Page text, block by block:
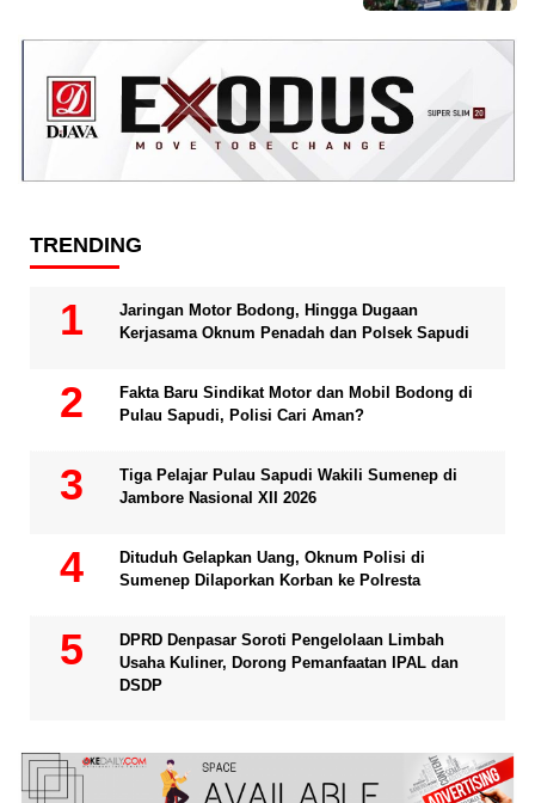
TRENDING
Jaringan Motor Bodong, Hingga Dugaan
Kerjasama Oknum Penadah dan Polsek Sapudi
Fakta Baru Sindikat Motor dan Mobil Bodong di
Pulau Sapudi, Polisi Cari Aman?
Tiga Pelajar Pulau Sapudi Wakili Sumenep di
Jambore Nasional XII 2026
Dituduh Gelapkan Uang, Oknum Polisi di
Sumenep Dilaporkan Korban ke Polresta
DPRD Denpasar Soroti Pengelolaan Limbah
Usaha Kuliner, Dorong Pemanfaatan IPAL dan
DSDP